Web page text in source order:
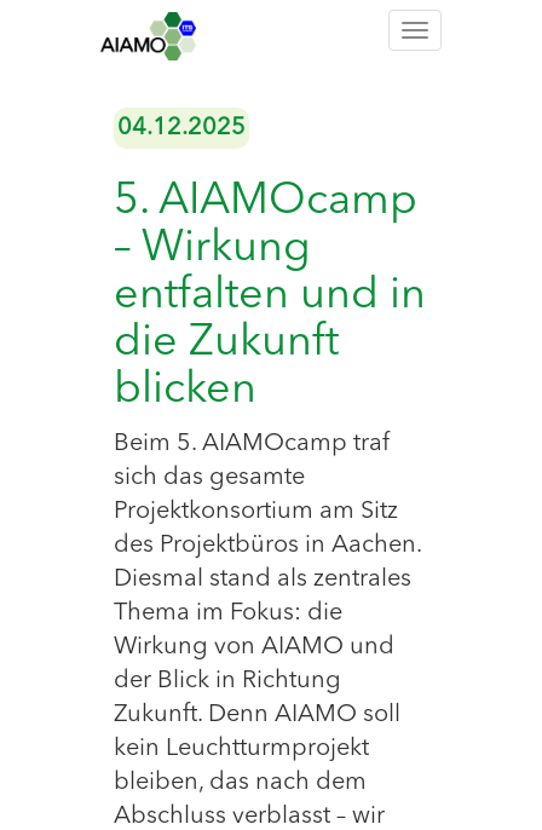
Toggle
04.12.2025
5. AIAMOcamp
– Wirkung
entfalten und in
die Zukunft
blicken
Beim 5. AIAMOcamp traf
sich das gesamte
Projektkonsortium am Sitz
des Projektbüros in Aachen.
Diesmal stand als zentrales
Thema im Fokus: die
Wirkung von AIAMO und
der Blick in Richtung
Zukunft. Denn AIAMO soll
kein Leuchtturmprojekt
bleiben, das nach dem
Abschluss verblasst – wir